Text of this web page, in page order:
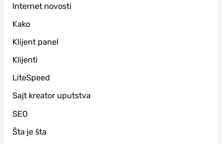
Internet novosti
Kako
Klijent panel
Klijenti
LiteSpeed
Sajt kreator uputstva
SEO
Šta je šta